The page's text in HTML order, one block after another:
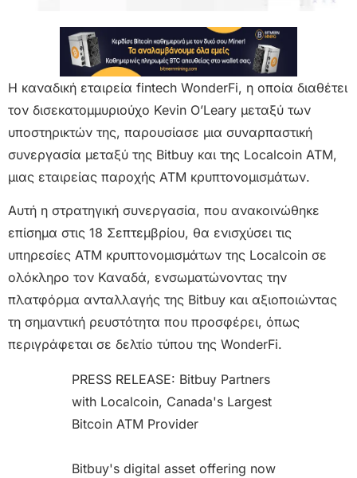
Η καναδική εταιρεία fintech WonderFi, η οποία διαθέτει
τον δισεκατομμυριούχο Kevin O’Leary μεταξύ των
υποστηρικτών της, παρουσίασε μια συναρπαστική
συνεργασία μεταξύ της Bitbuy και της Localcoin ATM,
μιας εταιρείας παροχής ATM κρυπτονομισμάτων.
Αυτή η στρατηγική συνεργασία, που ανακοινώθηκε
επίσημα στις 18 Σεπτεμβρίου, θα ενισχύσει τις
υπηρεσίες ATM κρυπτονομισμάτων της Localcoin σε
ολόκληρο τον Καναδά, ενσωματώνοντας την
πλατφόρμα ανταλλαγής της Bitbuy και αξιοποιώντας
τη σημαντική ρευστότητα που προσφέρει, όπως
περιγράφεται σε δελτίο τύπου της WonderFi.
PRESS RELEASE: Bitbuy Partners
with Localcoin, Canada's Largest
Bitcoin ATM Provider
Bitbuy's digital asset offering now